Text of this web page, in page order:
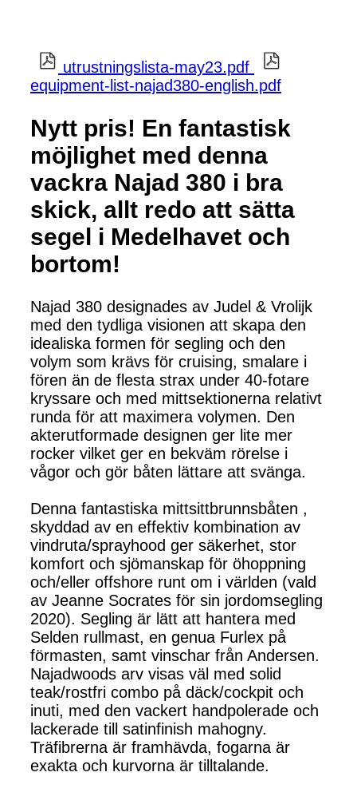
utrustningslista-may23.pdf
equipment-list-najad380-english.pdf
Nytt pris! En fantastisk
möjlighet med denna
vackra Najad 380 i bra
skick, allt redo att sätta
segel i Medelhavet och
bortom!
Najad 380 designades av Judel & Vrolijk
med den tydliga visionen att skapa den
idealiska formen för segling och den
volym som krävs för cruising, smalare i
fören än de flesta strax under 40-fotare
kryssare och med mittsektionerna relativt
runda för att maximera volymen. Den
akterutformade designen ger lite mer
rocker vilket ger en bekväm rörelse i
vågor och gör båten lättare att svänga.
Denna fantastiska mittsittbrunnsbåten ,
skyddad av en effektiv kombination av
vindruta/sprayhood ger säkerhet, stor
komfort och sjömanskap för öhoppning
och/eller offshore runt om i världen (vald
av Jeanne Socrates för sin jordomsegling
2020). Segling är lätt att hantera med
Selden rullmast, en genua Furlex på
förmasten, samt vinschar från Andersen.
Najadwoods arv visas väl med solid
teak/rostfri combo på däck/cockpit och
inuti, med den vackert handpolerade och
lackerade till satinfinish mahogny.
Träfibrerna är framhävda, fogarna är
exakta och kurvorna är tilltalande.